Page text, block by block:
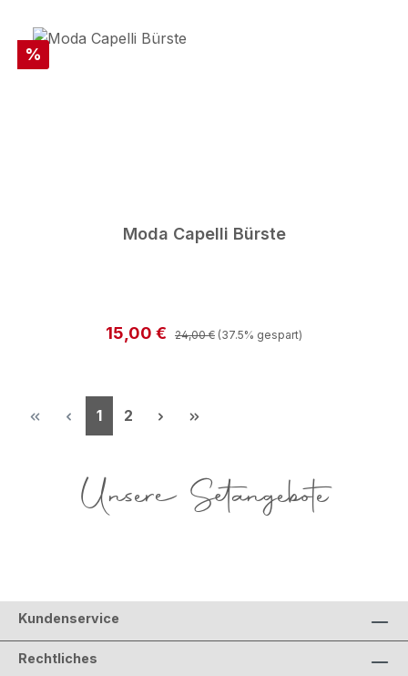
Rabatt
%
Moda Capelli Bürste
Verkaufspreis:
15,00 € Regulärer Preis:
24,00 € (37.5% gespart)
Seite
1 Seite
2
Unsere Setangebote
Kundenservice
Rechtliches